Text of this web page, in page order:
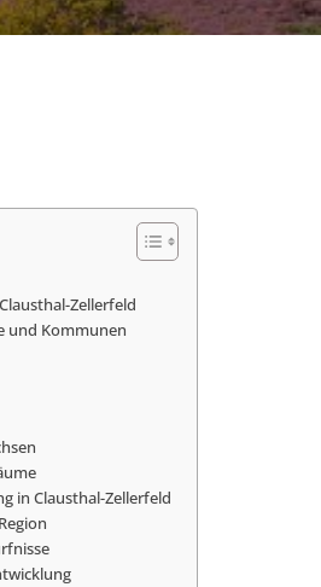
Zellerfeld
und Kommunen
in Clausthal-Zellerfeld